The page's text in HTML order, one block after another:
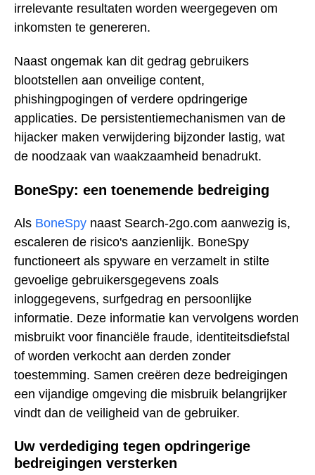
irrelevante resultaten worden weergegeven om
inkomsten te genereren.
Naast ongemak kan dit gedrag gebruikers
blootstellen aan onveilige content,
phishingpogingen of verdere opdringerige
applicaties. De persistentiemechanismen van de
hijacker maken verwijdering bijzonder lastig, wat
de noodzaak van waakzaamheid benadrukt.
BoneSpy: een toenemende bedreiging
Als BoneSpy naast Search-2go.com aanwezig is,
escaleren de risico's aanzienlijk. BoneSpy
functioneert als spyware en verzamelt in stilte
gevoelige gebruikersgegevens zoals
inloggegevens, surfgedrag en persoonlijke
informatie. Deze informatie kan vervolgens worden
misbruikt voor financiële fraude, identiteitsdiefstal
of worden verkocht aan derden zonder
toestemming. Samen creëren deze bedreigingen
een vijandige omgeving die misbruik belangrijker
vindt dan de veiligheid van de gebruiker.
Uw verdediging tegen opdringerige
bedreigingen versterken